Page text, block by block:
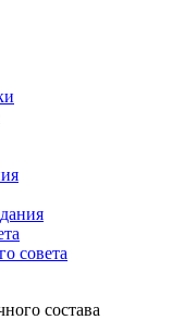
совета
состава